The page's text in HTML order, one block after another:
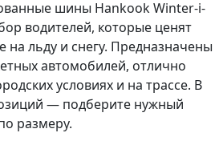
шины Hankook Winter-i-
водителей, которые ценят
на льду и снегу. Предназначены
автомобилей, отлично
условиях и на трассе. В
— подберите нужный
размеру.